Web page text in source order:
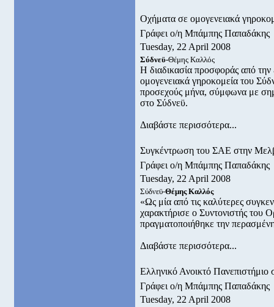
Οχήματα σε ομογενειακά
Γράφει ο/η Μπάμπης Παπαδάκης
Tuesday, 22 April 2008
Σύδνεϋ-Θέμης Καλλός
Η διαδικασία προσφοράς από
ομογενειακά γηροκομεία του
προσεχούς μήνα, σύμφωνα με
στο Σύδνεϋ.
Διαβάστε περισσότερα...
Συγκέντρωση του ΣΑΕ στην
Γράφει ο/η Μπάμπης Παπαδάκης
Tuesday, 22 April 2008
Σύδνεϋ-Θέμης Καλλός
«Ως μία από τις καλύτερες
χαρακτήρισε ο Συντονιστής του
πραγματοποιήθηκε την
Διαβάστε περισσότερα...
Ελληνικό Ανοικτό Πανεπιστήμιο
Γράφει ο/η Μπάμπης Παπαδάκης
Tuesday, 22 April 2008